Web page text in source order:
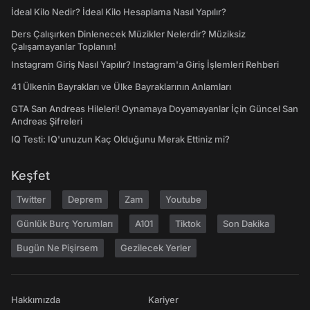
İdeal Kilo Nedir? İdeal Kilo Hesaplama Nasıl Yapılır?
Ders Çalışırken Dinlenecek Müzikler Nelerdir? Müziksiz
Çalışamayanlar Toplanın!
Instagram Giriş Nasıl Yapılır? Instagram'a Giriş İşlemleri Rehberi
41 Ülkenin Bayrakları ve Ülke Bayraklarının Anlamları
GTA San Andreas Hileleri! Oynamaya Doyamayanlar İçin Güncel San
Andreas Şifreleri
IQ Testi: IQ'unuzun Kaç Olduğunu Merak Ettiniz mi?
Keşfet
Twitter Deprem Zam Youtube
Günlük Burç Yorumları A101 Tiktok Son Dakika
Bugün Ne Pişirsem Gezilecek Yerler
Hakkımızda
Kariyer